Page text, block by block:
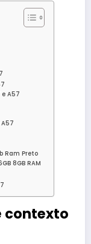
e A57
Ram Preto
8GB RAM
contexto